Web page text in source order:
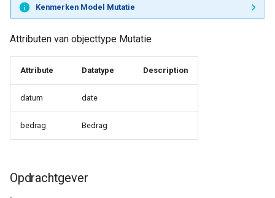
Kenmerken Model Mutatie
Attributen van objecttype Mutatie
Attribute Datatype Description
datum date
bedrag Bedrag
Opdrachtgever